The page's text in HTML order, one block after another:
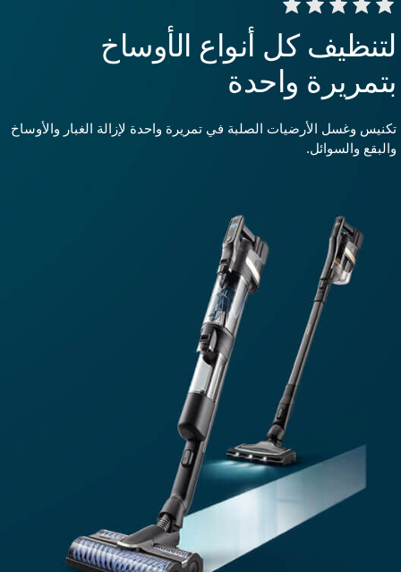
كل أنواع الأوساخ
واحدة
وغسل الأرضيات الصلبة في تمريرة واحدة لإزالة الغبار والأوساخ
والسوائل.